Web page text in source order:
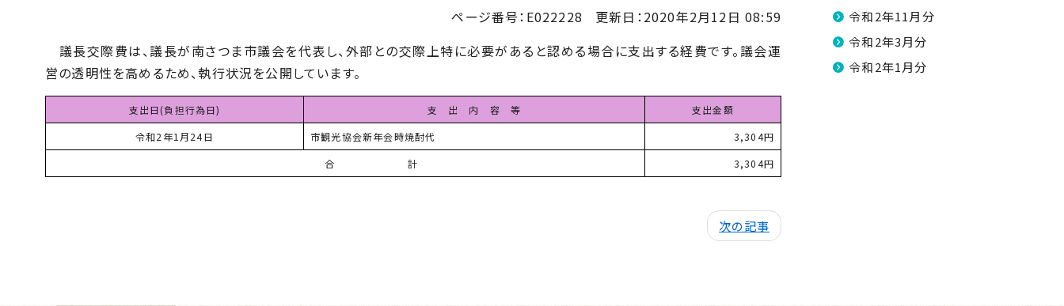
ページ番号：E022228 更新日：2020年2月12日 08:59
議長交際費は、議長が南さつま市議会を代表し、外部との交際上特に必要があると認める場合に支出する経費です。議会運
営の透明性を高めるため、執行状況を公開しています。
支出日(負担行為日) 支 出 内 容 等
支出金額
令和2年1月24日
市観光協会新年会時焼酎代
3,304円
合 計
3,304円
次の記事
令和2年11月分
令和2年3月分
令和2年1月分